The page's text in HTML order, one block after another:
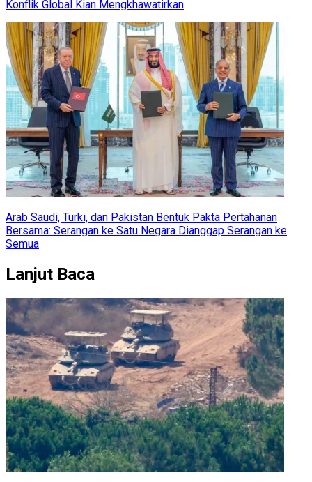
Konflik Global Kian Mengkhawatirkan
Arab Saudi, Turki, dan Pakistan Bentuk Pakta Pertahanan
Bersama: Serangan ke Satu Negara Dianggap Serangan ke
Semua
Lanjut Baca